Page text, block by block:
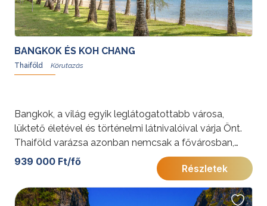
BANGKOK ÉS KOH CHANG
Thaiföld
Bangkok, a világ egyik leglátogatottabb városa,
lüktető életével és történelmi látnivalóival várja Önt.
Thaiföld varázsa azonban nemcsak a fővárosban,
hanem szigeteinek érintetlen természeti
szépségeiben is megelevenedik – Ko Chang fehér
homokos partjai és trópusi dzsungele felejthetetlen
élményt nyújtanak.
939 000 Ft/fő
Részletek